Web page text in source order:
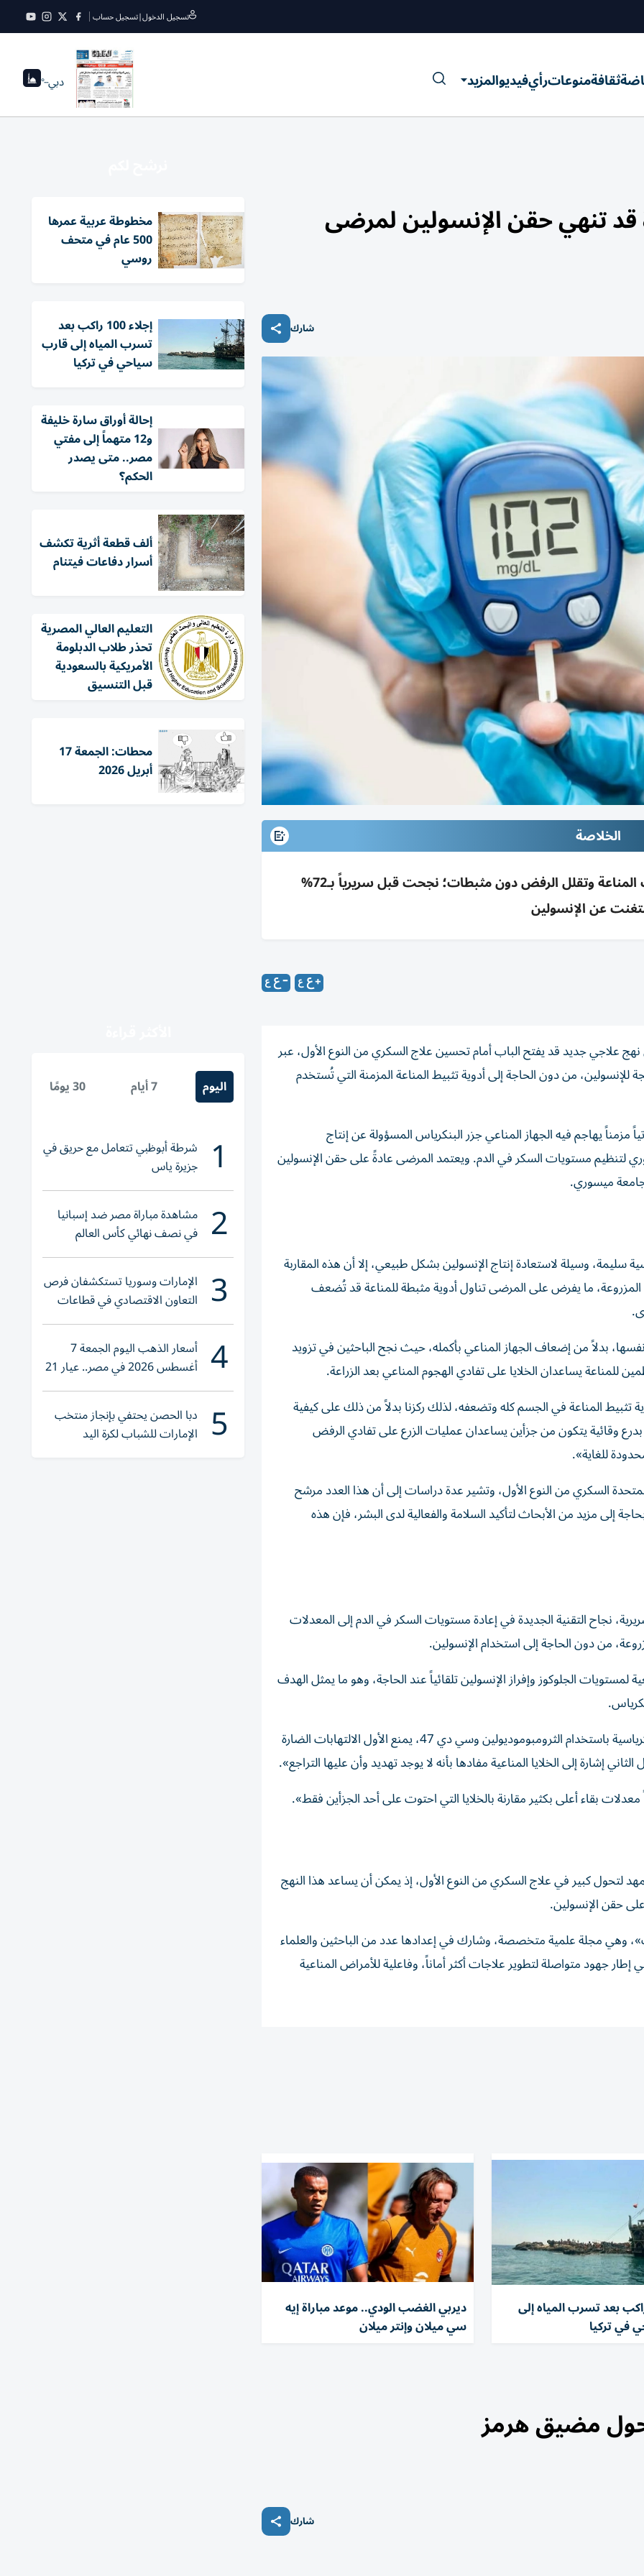
تسجيل الدخول|تسجيل حساب
ثقافةمنوعاترأيفيديوالمزيد دبي--°
قد تنهي حقن الإنسولين لمرضى
شارك
الخلاصة
تقنية درع مناعي لزرع جزر بنكرياس تعيد تدريب المناعة وتقلل الرفض دون مثبطات؛ نجحت قبل سريرياً بـ72%
عن الإنسولين
علاجي جديد قد يفتح الباب أمام تحسين علاج السكري من النوع الأول، عبر
للإنسولين، من دون الحاجة إلى أدوية تثبيط المناعة المزمنة التي تُستخدم
مزمناً يهاجم فيه الجهاز المناعي جزر البنكرياس المسؤولة عن إنتاج
لتنظيم مستويات السكر في الدم. ويعتمد المرضى عادةً على حقن الإنسولين
ميسوري.
سليمة، وسيلة لاستعادة إنتاج الإنسولين بشكل طبيعي، إلا أن هذه المقاربة
ما يفرض على المرضى تناول أدوية مثبطة للمناعة قد تُضعف
بدلاً من إضعاف الجهاز المناعي بأكمله، حيث نجح الباحثين في تزويد
للمناعة يساعدان الخلايا على تفادي الهجوم المناعي بعد الزراعة.
المناعة في الجسم كله وتضعفه، لذلك ركزنا بدلاً من ذلك على كيفية
بدرع وقائية يتكون من جزأين يساعدان عمليات الزرع على تفادي الرفض
للغاية».
السكري من النوع الأول، وتشير عدة دراسات إلى أن هذا العدد مرشح
إلى مزيد من الأبحاث لتأكيد السلامة والفعالية لدى البشر، فإن هذه
نجاح التقنية الجديدة في إعادة مستويات السكر في الدم إلى المعدلات
لمستويات الجلوكوز وإفراز الإنسولين تلقائياً عند الحاجة، وهو ما يمثل الهدف
وتحدثت الباحثة إسما يولجو قائلة: «قمنا بهندسة الجزر البنكرياسية باستخدام الثرومبوموديولين وسي دي 47، يمنع الأول الالتهابات الضارة
إشارة إلى الخلايا المناعية مفادها بأنه لا يوجد تهديد وأن عليها التراجع».
بقاء أعلى بكثير مقارنة بالخلايا التي احتوت على أحد الجزأين فقط».
لتحول كبير في علاج السكري من النوع الأول، إذ يمكن أن يساعد هذا النهج
حقن الإنسولين.
وهي مجلة علمية متخصصة، وشارك في إعدادها عدد من الباحثين والعلماء
متواصلة لتطوير علاجات أكثر أماناً، وفاعلية للأمراض المناعية
100 راكب بعد تسرب المياه إلى
في تركيا
ديربي الغضب الودي.. موعد مباراة إيه
سي ميلان وإنتر ميلان
مضيق هرمز
شارك
مخطوطة عربية عمرها
500 عام في متحف
روسي
إجلاء 100 راكب بعد
تسرب المياه إلى قارب
سياحي في تركيا
إحالة أوراق سارة خليفة
و12 متهماً إلى مفتي
مصر.. متى يصدر
الحكم؟
ألف قطعة أثرية تكشف
أسرار دفاعات فيتنام
التعليم العالي المصرية
تحذر طلاب الدبلومة
الأمريكية بالسعودية
قبل التنسيق
محطات: الجمعة 17
أبريل 2026
اليوم 7 أيام 30 يومًا
1 شرطة أبوظبي تتعامل مع حريق في
جزيرة ياس
2 مشاهدة مباراة مصر ضد إسبانيا
في نصف نهائي كأس العالم
لناشئات اليد 2026
3 الإمارات وسوريا تستكشفان فرص
التعاون الاقتصادي في قطاعات
حيوية
4 أسعار الذهب اليوم الجمعة 7
أغسطس 2026 في مصر.. عيار 21
يقترب من هذا الرقم
5 دبا الحصن يحتفي بإنجاز منتخب
الإمارات للشباب لكرة اليد